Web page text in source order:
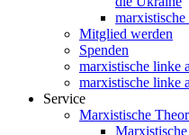
Mitglied werden
Spenden
marxistische linke
marxistische linke
Service
Marxistische